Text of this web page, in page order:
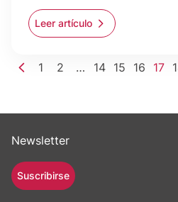
Leer artículo
1 2 … 14 15 16 17
Newsletter
Suscribirse